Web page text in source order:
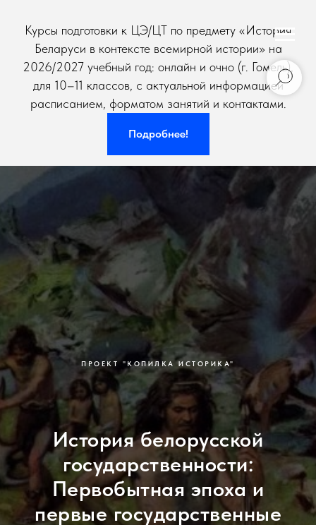
Курсы подготовки к ЦЭ/ЦТ по предмету «История
Беларуси в контексте всемирной истории» на
2026/2027 учебный год: онлайн и очно (г. Гомель),
для 10–11 классов, с актуальной информацией
расписанием, форматом занятий и контактами.
Подробнее!
ПРОЕКТ "КОПИЛКА ИСТОРИКА"
История белорусской
государственности:
Первобытная эпоха и
первые государственные